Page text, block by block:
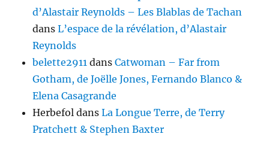
d’Alastair Reynolds – Les Blablas de Tachan
dansL’espace de la révélation, d’Alastair
Reynolds
belette2911 dansCatwoman – Far from
Gotham, de Joëlle Jones, Fernando Blanco &
Elena Casagrande
Herbefol dansLa Longue Terre, de Terry
Pratchett & Stephen Baxter